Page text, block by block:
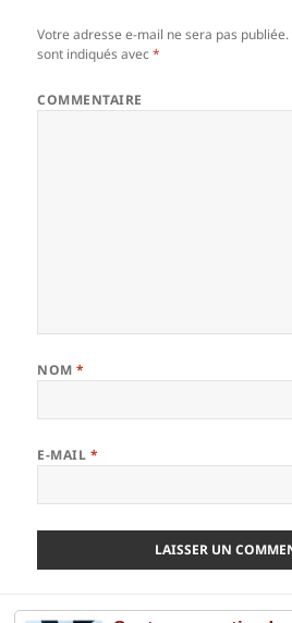
Votre adresse e-mail ne sera pas publiée.
sont indiqués avec*
COMMENTAIRE
NOM*
E-MAIL *